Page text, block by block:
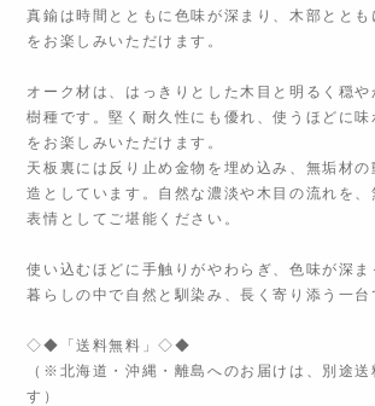
真鍮は時間とともに色味が深まり、木部とと
をお楽しみいただけます。
オーク材は、はっきりとした木目と明るく穏
樹種です。堅く耐久性にも優れ、使うほどに
をお楽しみいただけます。
天板裏には反り止め金物を埋め込み、無垢材
造としています。自然な濃淡や木目の流れを
表情としてご堪能ください。
使い込むほどに手触りがやわらぎ、色味が深ま
暮らしの中で自然と馴染み、長く寄り添う一台
◇◆「送料無料」◇◆
（※北海道・沖縄・離島へのお届けは、別途送
す）